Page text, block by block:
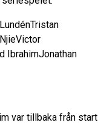
IbrahimJonathan
var tillbaka från start